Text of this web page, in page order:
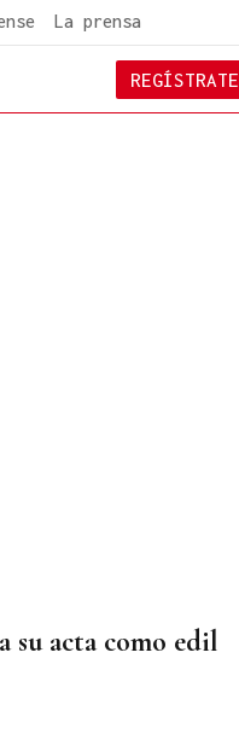
La prensa
REGÍSTRATE
su acta como edil